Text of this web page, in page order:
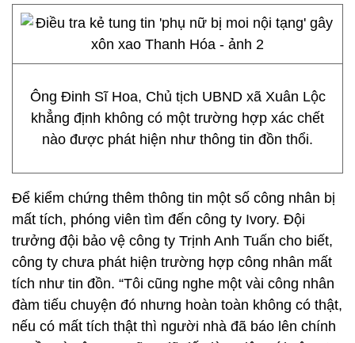
Ông Đinh Sĩ Hoa, Chủ tịch UBND xã Xuân Lộc
khẳng định không có một trường hợp xác chết
nào được phát hiện như thông tin đồn thổi.
Để kiểm chứng thêm thông tin một số công nhân bị
mất tích, phóng viên tìm đến công ty Ivory. Đội
trưởng đội bảo vệ công ty Trịnh Anh Tuấn cho biết,
công ty chưa phát hiện trường hợp công nhân mất
tích như tin đồn. “Tôi cũng nghe một vài công nhân
đàm tiếu chuyện đó nhưng hoàn toàn không có thật,
nếu có mất tích thật thì người nhà đã báo lên chính